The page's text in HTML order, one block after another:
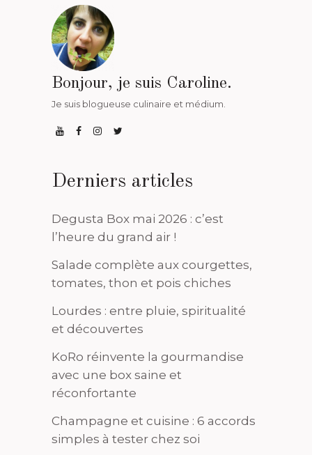
Bonjour, je suis Caroline.
Je suis blogueuse culinaire et médium.
Derniers articles
Degusta Box mai 2026 : c’est
l’heure du grand air !
Salade complète aux courgettes,
tomates, thon et pois chiches
Lourdes : entre pluie, spiritualité
et découvertes
KoRo réinvente la gourmandise
avec une box saine et
réconfortante
Champagne et cuisine : 6 accords
simples à tester chez soi